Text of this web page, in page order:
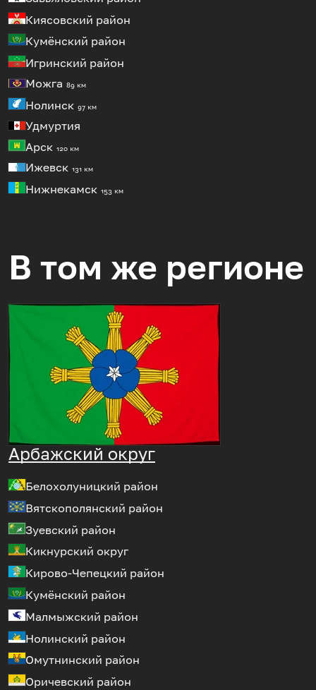
Киясовский район
Кумёнский район
Игринский район
Можга 89 км
Нолинск 97 км
Удмуртия
Арск 120 км
Ижевск 131 км
Нижнекамск 153 км
В том же регионе
Арбажский округ
Белохолуницкий район
Вятскополянский район
Зуевский район
Кикнурский округ
Кирово-Чепецкий район
Кумёнский район
Малмыжский район
Нолинский район
Омутнинский район
Оричевский район